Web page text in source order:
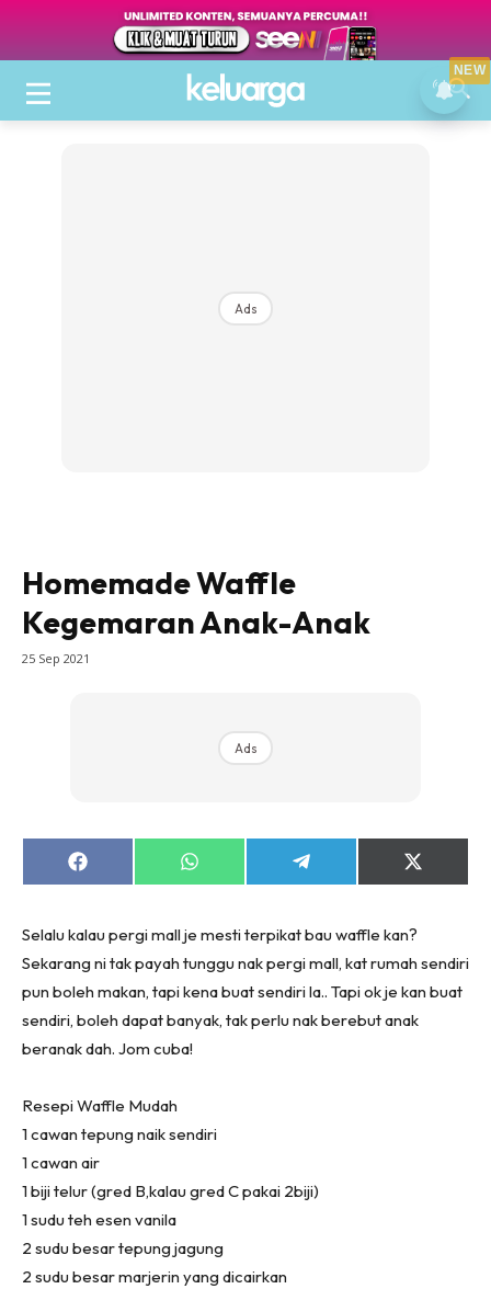
Ads
Homemade Waffle
Kegemaran Anak-Anak
25 Sep 2021
Ads
Share
on
Share
on
Share
on
Share
on
Selalu kalau pergi mall je mesti terpikat bau waffle kan?
Sekarang ni tak payah tunggu nak pergi mall, kat rumah sendiri
pun boleh makan, tapi kena buat sendiri la.. Tapi ok je kan buat
sendiri, boleh dapat banyak, tak perlu nak berebut anak
beranak dah. Jom cuba!
Resepi Waffle Mudah
1 cawan tepung naik sendiri
1 cawan air
1 biji telur (gred B,kalau gred C pakai 2biji)
1 sudu teh esen vanila
2 sudu besar tepung jagung
2 sudu besar marjerin yang dicairkan
NEW